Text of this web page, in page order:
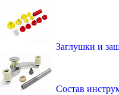
Заглушки и
Состав